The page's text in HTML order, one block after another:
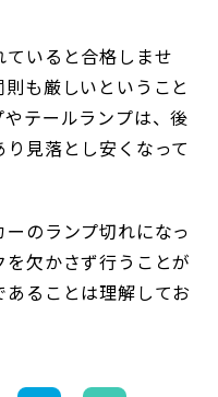
いると合格しませ
も厳しいということ
テールランプは、後
見落とし安くなって
のランプ切れになっ
欠かさず行うことが
あることは理解してお